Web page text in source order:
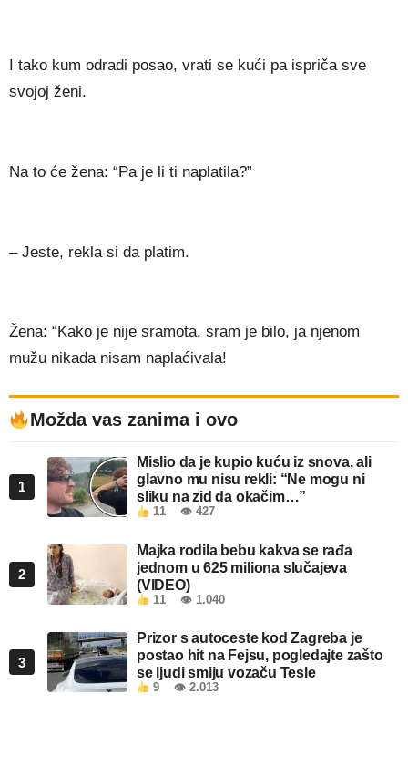
I tako kum odradi posao, vrati se kući pa ispriča sve
svojoj ženi.
Na to će žena: “Pa je li ti naplatila?”
– Jeste, rekla si da platim.
Žena: “Kako je nije sramota, sram je bilo, ja njenom
mužu nikada nisam naplaćivala!
Možda vas zanima i ovo
1
Mislio da je kupio kuću iz snova, ali
glavno mu nisu rekli: “Ne mogu ni
sliku na zid da okačim…”
11 👁 427
2
Majka rodila bebu kakva se rađa
jednom u 625 miliona slučajeva
(VIDEO)
11 👁 1.040
3
Prizor s autoceste kod Zagreba je
postao hit na Fejsu, pogledajte zašto
se ljudi smiju vozaču Tesle
9 👁 2.013